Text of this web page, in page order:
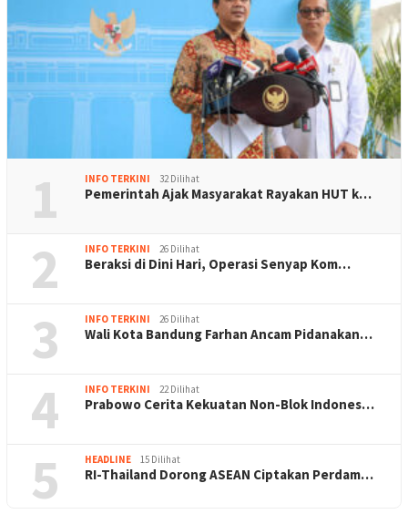
1 INFO TERKINI 32 Dilihat
Pemerintah Ajak Masyarakat Rayakan HUT k…
2 INFO TERKINI 26 Dilihat
Beraksi di Dini Hari, Operasi Senyap Kom…
3 INFO TERKINI 26 Dilihat
Wali Kota Bandung Farhan Ancam Pidanakan…
4 INFO TERKINI 22 Dilihat
Prabowo Cerita Kekuatan Non-Blok Indones…
5 HEADLINE 15 Dilihat
RI-Thailand Dorong ASEAN Ciptakan Perdam…